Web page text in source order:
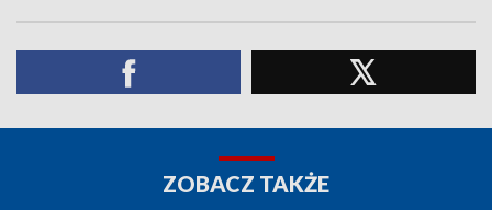
ZOBACZ TAKŻE